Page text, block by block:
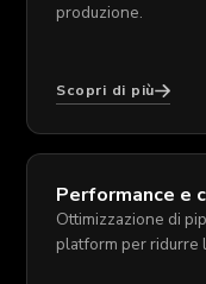
produzione.
Scopri di più
Performance e
Ottimizzazione di
platform per ridurre